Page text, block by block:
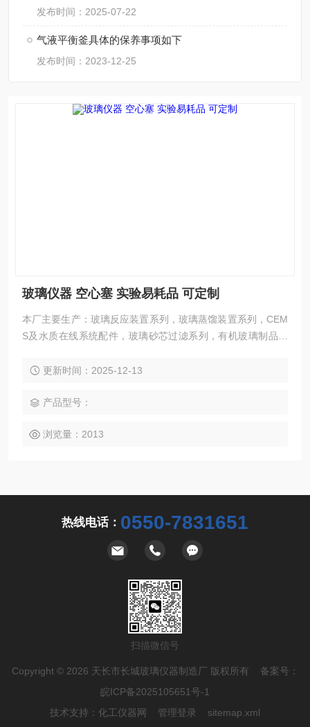
发布时间：2025-07-22
气液平衡釜具体的保养事项如下
发布时间：2023-12-25
玻璃仪器 空心塞 实验易耗品 可定制
本厂主要生产：玻璃反应装置系列，玻璃蒸馏装置系列，CEM
S及水质在线系统配件，玻璃砂芯过滤系列，有机玻璃制品系
列，玻璃成套仪器系列，玻璃镀银及高真空仪器系列，标准口/
更新时间：2025-12-13
产品型号：
浏览量：2013
热线电话： 0550-7831651
扫描微信号
Copyright © 2026 天长市长城玻璃仪器制造厂 版权所有 备案号：
皖ICP备2025105651号-1
技术支持： 化工仪器网 管理登录 sitemap.xml